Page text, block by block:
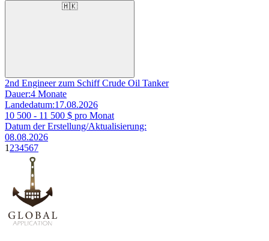
🇭🇰
2nd Engineer zum Schiff Crude Oil Tanker
Dauer:4 Monate
Landedatum:17.08.2026
10 500 - 11 500 $ pro Monat
Datum der Erstellung/Aktualisierung:
08.08.2026
1 234567